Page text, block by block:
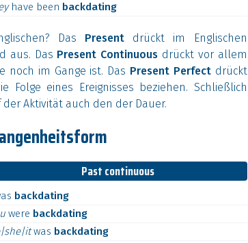
have been backdating
Das Present drückt im Englischen
aus. Das Present Continuous drückt vor allem
noch im Gange ist. Das Present Perfectdrückt
eines Ereignisses beziehen. Schließlich
Aktivität auch den der Dauer.
Past continuous
backdating
were backdating
was backdating